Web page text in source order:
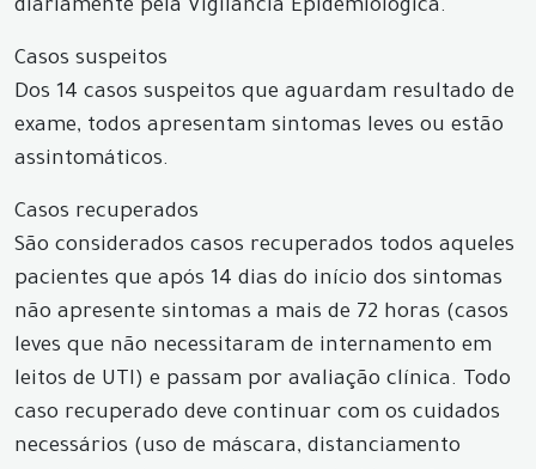
diariamente pela Vigilância Epidemiológica.
Casos suspeitos
Dos 14 casos suspeitos que aguardam resultado de
exame, todos apresentam sintomas leves ou estão
assintomáticos.
Casos recuperados
São considerados casos recuperados todos aqueles
pacientes que após 14 dias do início dos sintomas
não apresente sintomas a mais de 72 horas (casos
leves que não necessitaram de internamento em
leitos de UTI) e passam por avaliação clínica. Todo
caso recuperado deve continuar com os cuidados
necessários (uso de máscara, distanciamento